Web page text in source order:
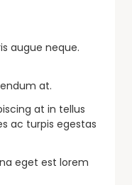
augue neque.
at.
at in tellus
ac turpis egestas
eget est lorem